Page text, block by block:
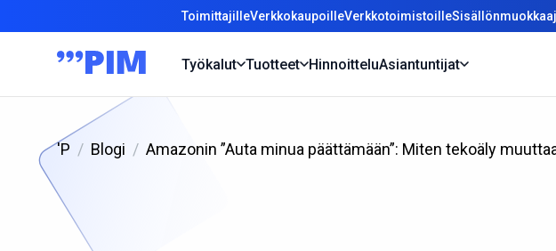
ToimittajilleVerkkokaupoilleVerkkotoimistoille
Työkalut Tuotteet HinnoitteluAsiantuntijat
'P Blogi Amazonin ”Auta minua päättämään”: Miten tekoäly